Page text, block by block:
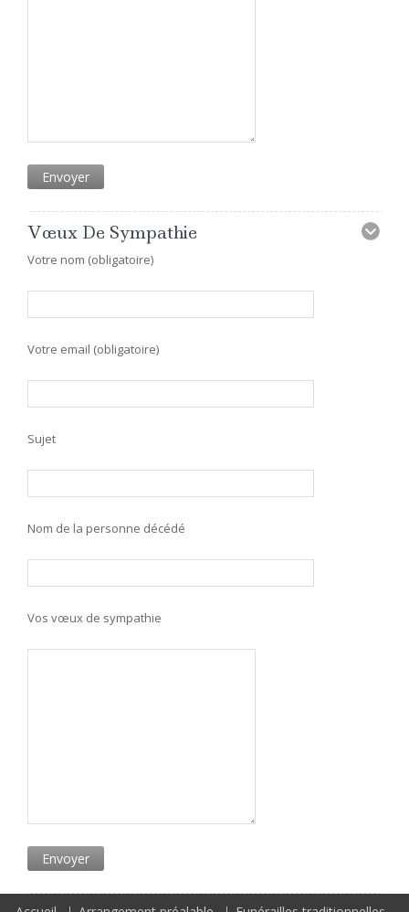
Vœux De Sympathie
Votre nom (obligatoire)
Votre email (obligatoire)
Sujet
Nom de la personne décédé
Vos vœux de sympathie